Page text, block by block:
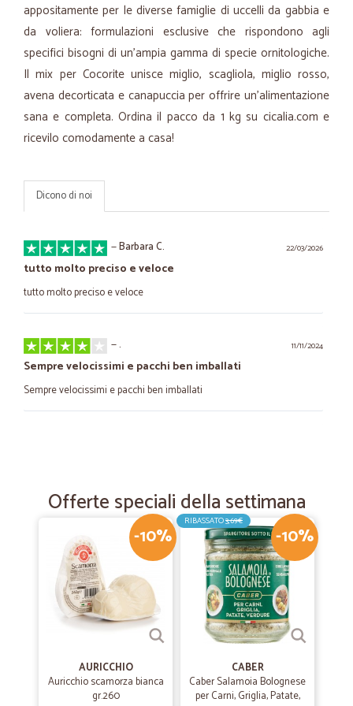
appositamente per le diverse famiglie di uccelli da gabbia e
da voliera: formulazioni esclusive che rispondono agli
specifici bisogni di un’ampia gamma di specie ornitologiche.
Il mix per Cocorite unisce miglio, scagliola, miglio rosso,
avena decorticata e canapuccia per offrire un’alimentazione
sana e completa. Ordina il pacco da 1 kg su cicalia.com e
ricevilo comodamente a casa!
Dicono di noi
22/03/2026
—Barbara C.
tutto molto preciso e veloce
tutto molto preciso e veloce
11/11/2024
—.
Sempre velocissimi e pacchi ben imballati
Sempre velocissimi e pacchi ben imballati
22/01/2022
Michele P.
Tutto ok
Tutto ok puntuali ed efficienti
03/01/2022
Emiliano B.
Prodotti arrivati nei tempi indicati ed…
Prodotti arrivati nei tempi indicati ed erano imballati con cura.
Esperienza da ripetere.
Offerte speciali della settimana
-10%
AURICCHIO
Auricchio scamorza bianca
gr.260
-10%
RIBASSATO3,69€
CABER
Caber Salamoia Bolognese
per Carni, Griglia, Patate,